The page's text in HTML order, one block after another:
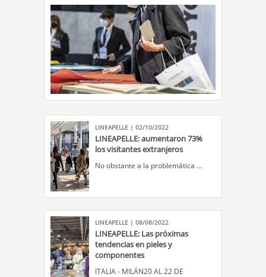
LINEAPELLE | 02/10/2022
LINEAPELLE: aumentaron 73%
los visitantes extranjeros
​No obstante a la problemática ...
LINEAPELLE | 08/08/2022
LINEAPELLE: Las próximas
tendencias en pieles y
componentes
ITALIA - MILÁN20 AL 22 DE